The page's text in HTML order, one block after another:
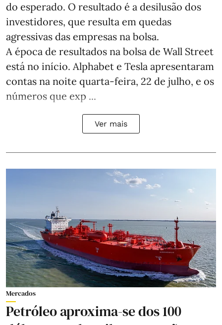
do esperado. O resultado é a desilusão dos
investidores, que resulta em quedas
agressivas das empresas na bolsa.
A época de resultados na bolsa de Wall Street
está no início. Alphabet e Tesla apresentaram
contas na noite quarta-feira, 22 de julho, e os
números que exp ...
Ver mais
Mercados
Petróleo aproxima-se dos 100